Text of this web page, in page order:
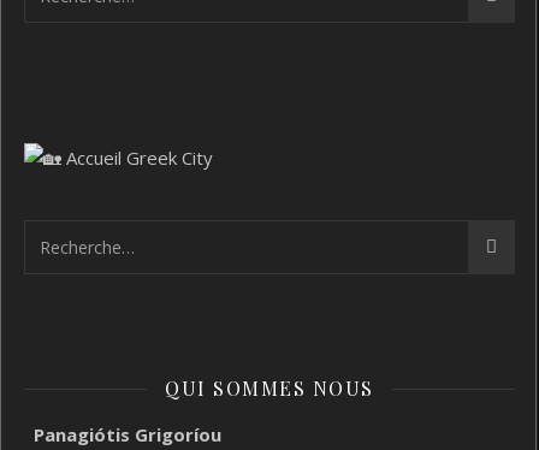
QUI SOMMES NOUS
Panagiótis Grigoríou